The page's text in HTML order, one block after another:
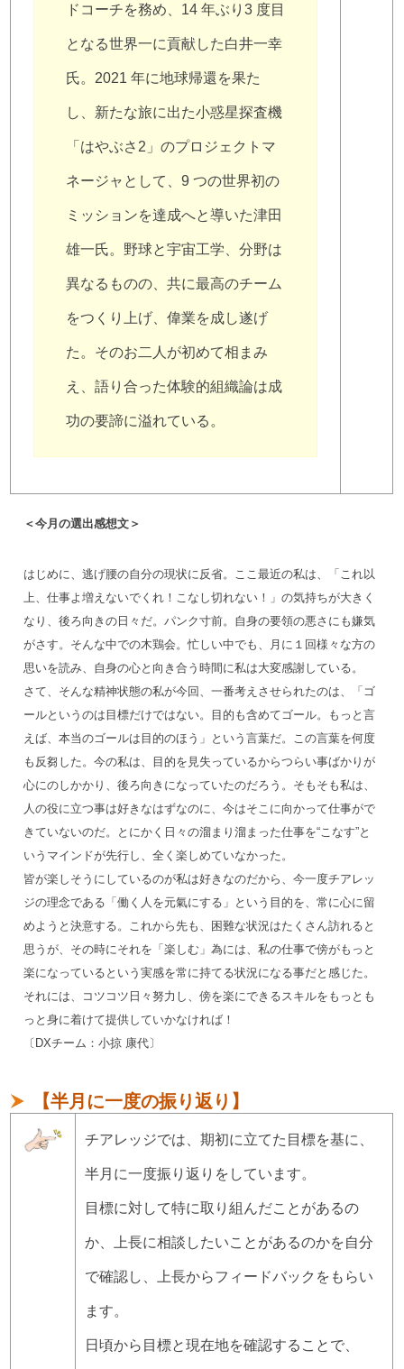
ドコーチを務め、14 年ぶり3 度目
となる世界一に貢献した白井一幸
氏。2021 年に地球帰還を果た
し、新たな旅に出た小惑星探査機
「はやぶさ2」のプロジェクトマ
ネージャとして、9 つの世界初の
ミッションを達成へと導いた津田
雄一氏。野球と宇宙工学、分野は
異なるものの、共に最高のチーム
をつくり上げ、偉業を成し遂げ
た。そのお二人が初めて相まみ
え、語り合った体験的組織論は成
功の要諦に溢れている。
＜今月の選出感想文＞
はじめに、逃げ腰の自分の現状に反省。ここ最近の私は、「これ以
上、仕事よ増えないでくれ！こなし切れない！」の気持ちが大きく
なり、後ろ向きの日々だ。パンク寸前。自身の要領の悪さにも嫌気
がさす。そんな中での木鶏会。忙しい中でも、月に１回様々な方の
思いを読み、自身の心と向き合う時間に私は大変感謝している。
さて、そんな精神状態の私が今回、一番考えさせられたのは、「ゴ
ールというのは目標だけではない。目的も含めてゴール。もっと言
えば、本当のゴールは目的のほう」という言葉だ。この言葉を何度
も反芻した。今の私は、目的を見失っているからつらい事ばかりが
心にのしかかり、後ろ向きになっていたのだろう。そもそも私は、
人の役に立つ事は好きなはずなのに、今はそこに向かって仕事がで
きていないのだ。とにかく日々の溜まり溜まった仕事を“こなす”と
いうマインドが先行し、全く楽しめていなかった。
皆が楽しそうにしているのが私は好きなのだから、今一度チアレッ
ジの理念である「働く人を元氣にする」という目的を、常に心に留
めようと決意する。これから先も、困難な状況はたくさん訪れると
思うが、その時にそれを「楽しむ」為には、私の仕事で傍がもっと
楽になっているという実感を常に持てる状況になる事だと感じた。
それには、コツコツ日々努力し、傍を楽にできるスキルをもっとも
っと身に着けて提供していかなければ！
〔DXチーム：小掠 康代〕
【半月に一度の振り返り】
チアレッジでは、期初に立てた目標を基に、
半月に一度振り返りをしています。
目標に対して特に取り組んだことがあるの
か、上長に相談したいことがあるのかを自分
で確認し、上長からフィードバックをもらい
ます。
日頃から目標と現在地を確認することで、